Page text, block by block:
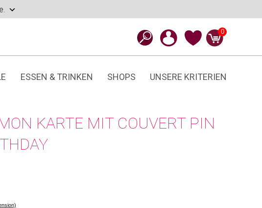
0
ESSEN & TRINKEN SHOPS UNSERE KRITERIEN
KARTE MIT COUVERT PIN